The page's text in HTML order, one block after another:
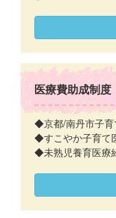
医療費助成制度
◆京都/南丹市子育
◆すこやか子育て
◆未熟児養育医療